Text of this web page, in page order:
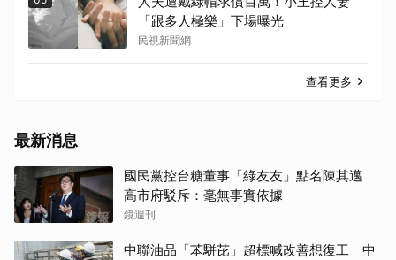
「跟多人極樂」下場曝光
民視新聞網
查看更多
最新消息
國民黨控台糖董事「綠友友」點名陳其邁
高市府駁斥：毫無事實依據
鏡週刊
中聯油品「苯駢芘」超標喊改善想復工 中